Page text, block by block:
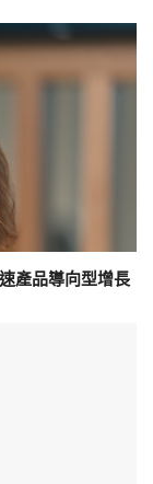
產品導向型增長